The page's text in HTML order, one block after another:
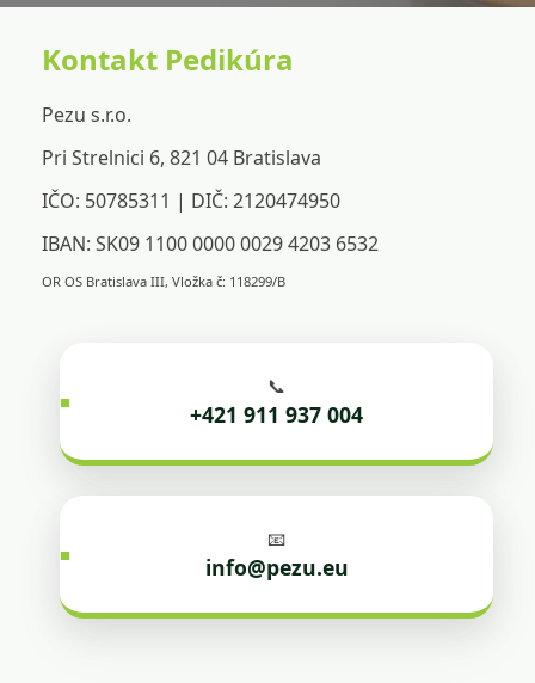
Kontakt Pedikúra
Pezu s.r.o.
Pri Strelnici 6, 821 04 Bratislava
IČO: 50785311 | DIČ: 2120474950
IBAN: SK09 1100 0000 0029 4203 6532
OR OS Bratislava III, Vložka č: 118299/B
📞
+421 911 937 004
📧
info@pezu.eu